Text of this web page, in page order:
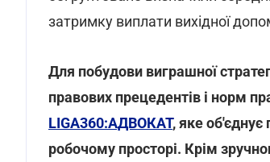
затримку виплати вихідної
Для побудови виграшної
правових прецедентів і норм
LIGA360:АДВОКАТ, яке об'єднує
робочому просторі. Крім